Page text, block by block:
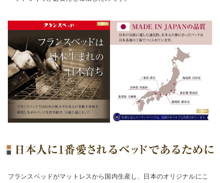
フランスベッドがマットレスから国内生産し、日本のオリジナルにこ